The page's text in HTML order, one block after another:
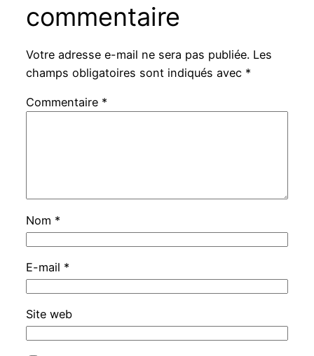
commentaire
Votre adresse e-mail ne sera pas publiée. Les
champs obligatoires sont indiqués avec *
Commentaire *
Nom *
E-mail *
Site web